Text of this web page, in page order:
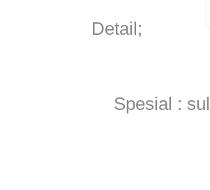
Detail;
Spesial :